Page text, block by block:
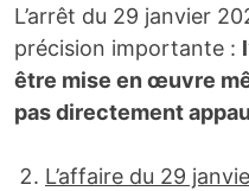
L’arrêt du 29 janvier
précision importante : l
être mise en œuvre
pas directement
L’affaire du 29